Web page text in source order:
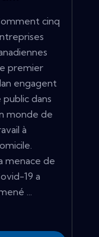
cinq
premier
engagent
public dans
monde de
à
menace de
19 a
...